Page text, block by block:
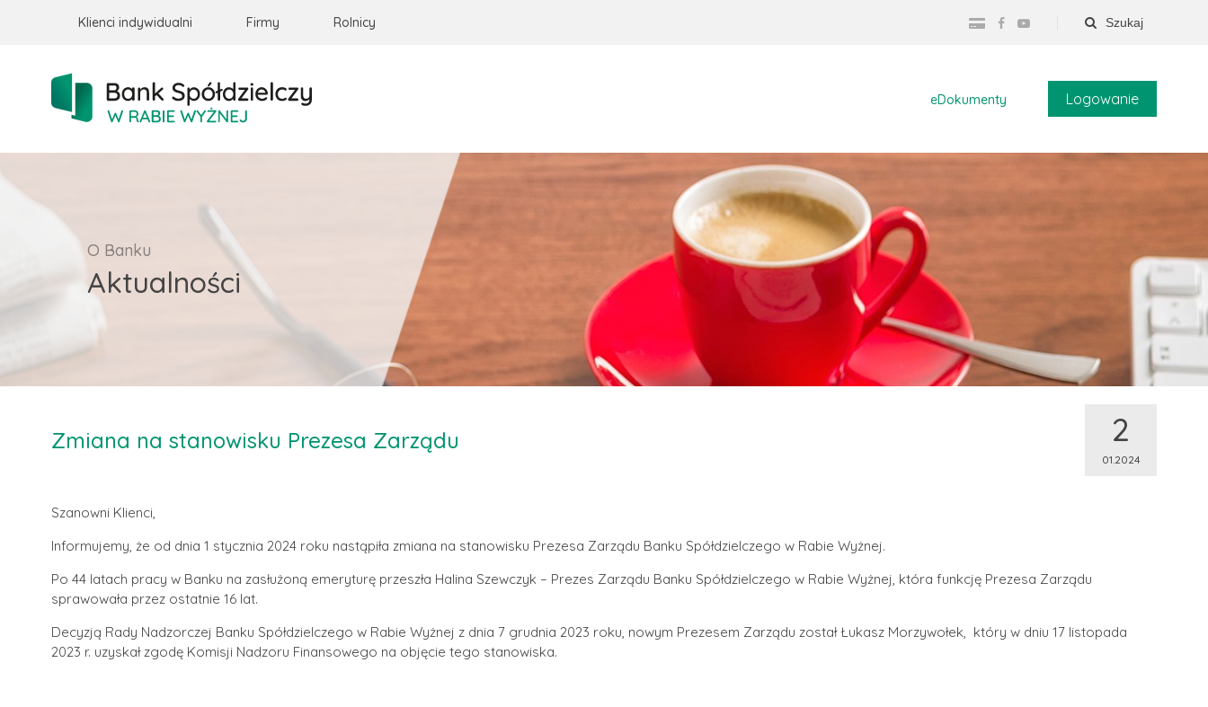
eDokumenty Logowanie
Klienci indywidualni Firmy Rolnicy Szukaj
O Banku
Aktualności
Zmiana na stanowisku Prezesa Zarządu 2
01.2024
Szanowni Klienci,
Informujemy, że od dnia 1 stycznia 2024 roku nastąpiła zmiana na stanowisku Prezesa Zarządu Banku Spółdzielczego w Rabie Wyżnej.
Po 44 latach pracy w Banku na zasłużoną emeryturę przeszła Halina Szewczyk – Prezes Zarządu Banku Spółdzielczego w Rabie Wyżnej, która funkcję Prezesa Zarządu
sprawowała przez ostatnie 16 lat.
Decyzją Rady Nadzorczej Banku Spółdzielczego w Rabie Wyżnej z dnia 7 grudnia 2023 roku, nowym Prezesem Zarządu został Łukasz Morzywołek, który w dniu 17 listopada
2023 r. uzyskał zgodę Komisji Nadzoru Finansowego na objęcie tego stanowiska.